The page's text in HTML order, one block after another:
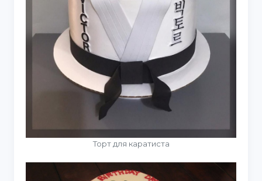
Торт для каратиста